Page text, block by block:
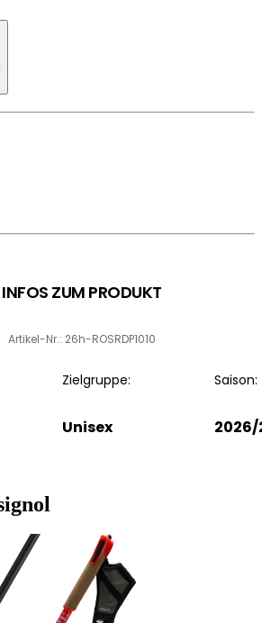
INFOS ZUM PRODUKT
Artikel-Nr.: 26h-ROSRDP1010
Zielgruppe:
Unisex
Saison:
2026/